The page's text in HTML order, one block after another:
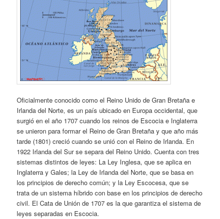
Oficialmente conocido como el Reino Unido de Gran Bretaña e
Irlanda del Norte, es un país ubicado en Europa occidental, que
surgió en el año 1707 cuando los reinos de Escocia e Inglaterra
se unieron para formar el Reino de Gran Bretaña y que año más
tarde (1801) creció cuando se unió con el Reino de Irlanda. En
1922 Irlanda del Sur se separa del Reino Unido. Cuenta con tres
sistemas distintos de leyes: La Ley Inglesa, que se aplica en
Inglaterra y Gales; la Ley de Irlanda del Norte, que se basa en
los principios de derecho común; y la Ley Escocesa, que se
trata de un sistema híbrido con base en los principios de derecho
civil. El Cata de Unión de 1707 es la que garantiza el sistema de
leyes separadas en Escocia.